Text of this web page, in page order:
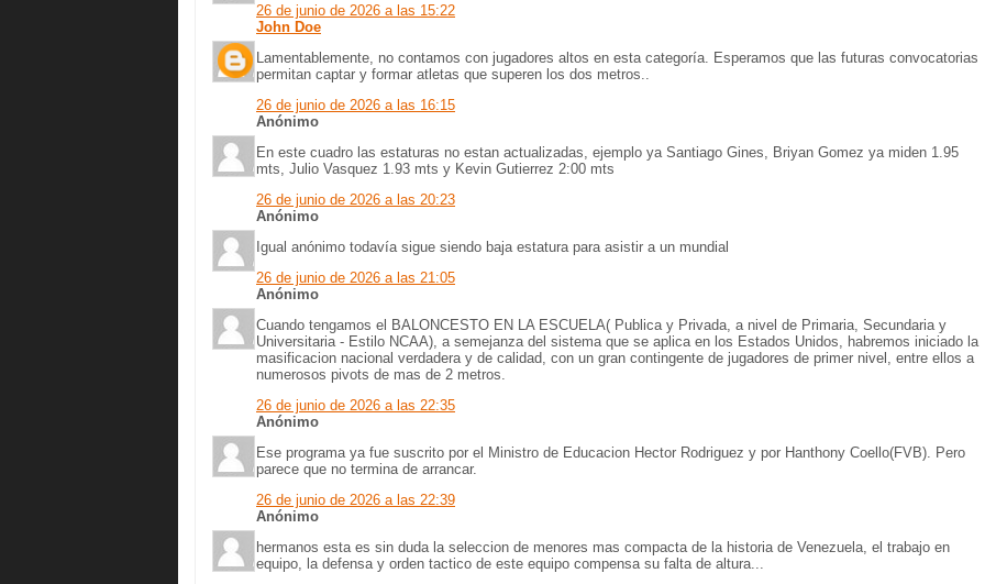
26 de junio de 2026 a las 15:22
John Doe
Lamentablemente, no contamos con jugadores altos en esta categoría. Esperamos que las futuras convocatorias
permitan captar y formar atletas que superen los dos metros..
26 de junio de 2026 a las 16:15
Anónimo
En este cuadro las estaturas no estan actualizadas, ejemplo ya Santiago Gines, Briyan Gomez ya miden 1.95
mts, Julio Vasquez 1.93 mts y Kevin Gutierrez 2:00 mts
26 de junio de 2026 a las 20:23
Anónimo
Igual anónimo todavía sigue siendo baja estatura para asistir a un mundial
26 de junio de 2026 a las 21:05
Anónimo
Cuando tengamos el BALONCESTO EN LA ESCUELA( Publica y Privada, a nivel de Primaria, Secundaria y
Universitaria - Estilo NCAA), a semejanza del sistema que se aplica en los Estados Unidos, habremos iniciado la
masificacion nacional verdadera y de calidad, con un gran contingente de jugadores de primer nivel, entre ellos a
numerosos pivots de mas de 2 metros.
26 de junio de 2026 a las 22:35
Anónimo
Ese programa ya fue suscrito por el Ministro de Educacion Hector Rodriguez y por Hanthony Coello(FVB). Pero
parece que no termina de arrancar.
26 de junio de 2026 a las 22:39
Anónimo
hermanos esta es sin duda la seleccion de menores mas compacta de la historia de Venezuela, el trabajo en
equipo, la defensa y orden tactico de este equipo compensa su falta de altura...